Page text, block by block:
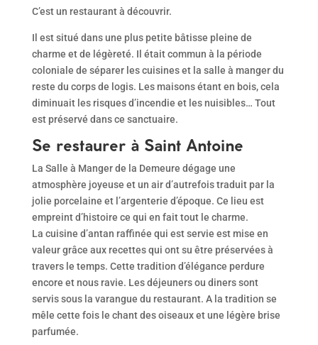
C’est un restaurant à découvrir.
Il est situé dans une plus petite bâtisse pleine de
charme et de légèreté. Il était commun à la période
coloniale de séparer les cuisines et la salle à manger du
reste du corps de logis. Les maisons étant en bois, cela
diminuait les risques d’incendie et les nuisibles… Tout
est préservé dans ce sanctuaire.
Se restaurer à Saint Antoine
La Salle à Manger de la Demeure dégage une
atmosphère joyeuse et un air d’autrefois traduit par la
jolie porcelaine et l’argenterie d’époque. Ce lieu est
empreint d’histoire ce qui en fait tout le charme.
La cuisine d’antan raffinée qui est servie est mise en
valeur grâce aux recettes qui ont su être préservées à
travers le temps. Cette tradition d’élégance perdure
encore et nous ravie. Les déjeuners ou diners sont
servis sous la varangue du restaurant. A la tradition se
mêle cette fois le chant des oiseaux et une légère brise
parfumée.